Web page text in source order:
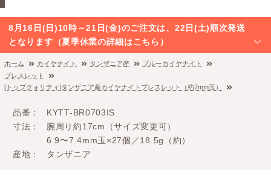
8月16日(日)10時～21日(金)のご注文は、22日(土)順次発送
となります（夏季休業の詳細はこちら）
ホーム カイヤナイト タンザニア産
ブルーカイヤナイト
ブレスレット
[トップクォリティ]タンザニア産カイヤナイトブレスレット（約7mm玉）
品番
KYTT-BR0703IS
寸法
腕周り約17cm（サイズ変更可）
6.9〜7.4mm玉×27個／18.5g（約）
産地
タンザニア